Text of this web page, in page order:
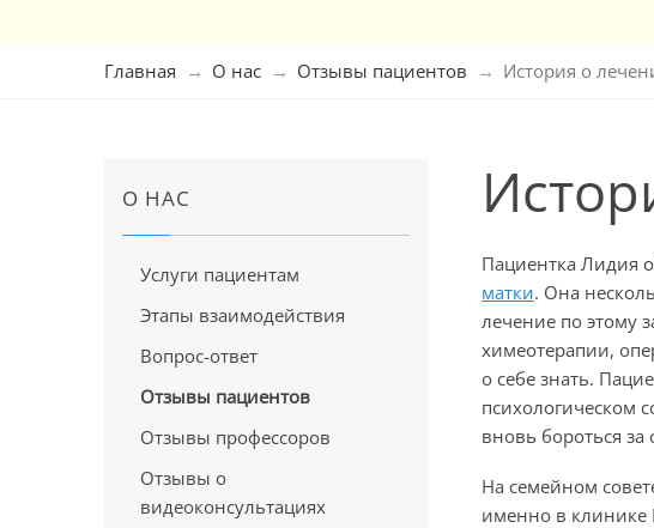
Главная О нас Отзывы пациентов История о
Пациентка Лидия
матки. Она
лечение по этому
химеотерапии,
о себе знать.
психологическом
вновь бороться
На семейном
именно в клинике
О НАС
Услуги пациентам
Этапы взаимодействия
Вопрос-ответ
Отзывы пациентов
Отзывы профессоров
Отзывы о
видеоконсультациях